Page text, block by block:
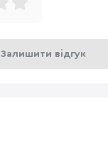
Залишити відгук